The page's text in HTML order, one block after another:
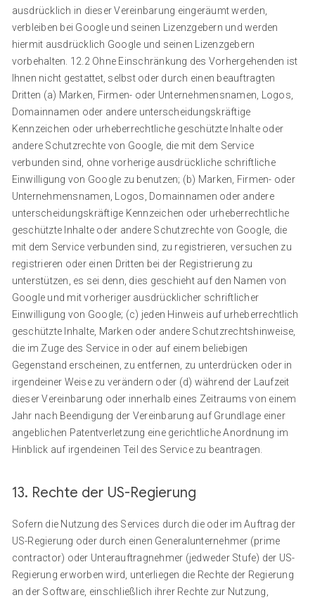
ausdrücklich in dieser Vereinbarung eingeräumt werden,
verbleiben bei Google und seinen Lizenzgebern und werden
hiermit ausdrücklich Google und seinen Lizenzgebern
vorbehalten. 12.2 Ohne Einschränkung des Vorhergehenden ist
Ihnen nicht gestattet, selbst oder durch einen beauftragten
Dritten (a) Marken, Firmen- oder Unternehmensnamen, Logos,
Domainnamen oder andere unterscheidungskräftige
Kennzeichen oder urheberrechtliche geschützte Inhalte oder
andere Schutzrechte von Google, die mit dem Service
verbunden sind, ohne vorherige ausdrückliche schriftliche
Einwilligung von Google zu benutzen; (b) Marken, Firmen- oder
Unternehmensnamen, Logos, Domainnamen oder andere
unterscheidungskräftige Kennzeichen oder urheberrechtliche
geschützte Inhalte oder andere Schutzrechte von Google, die
mit dem Service verbunden sind, zu registrieren, versuchen zu
registrieren oder einen Dritten bei der Registrierung zu
unterstützen, es sei denn, dies geschieht auf den Namen von
Google und mit vorheriger ausdrücklicher schriftlicher
Einwilligung von Google; (c) jeden Hinweis auf urheberrechtlich
geschützte Inhalte, Marken oder andere Schutzrechtshinweise,
die im Zuge des Service in oder auf einem beliebigen
Gegenstand erscheinen, zu entfernen, zu unterdrücken oder in
irgendeiner Weise zu verändern oder (d) während der Laufzeit
dieser Vereinbarung oder innerhalb eines Zeitraums von einem
Jahr nach Beendigung der Vereinbarung auf Grundlage einer
angeblichen Patentverletzung eine gerichtliche Anordnung im
Hinblick auf irgendeinen Teil des Service zu beantragen.
13. Rechte der US-Regierung
Sofern die Nutzung des Services durch die oder im Auftrag der
US-Regierung oder durch einen Generalunternehmer (prime
contractor) oder Unterauftragnehmer (jedweder Stufe) der US-
Regierung erworben wird, unterliegen die Rechte der Regierung
an der Software, einschließlich ihrer Rechte zur Nutzung,